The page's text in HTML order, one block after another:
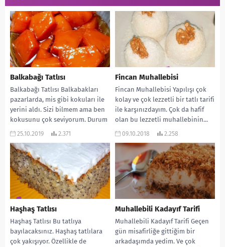
Balkabağı Tatlısı
Balkabağı Tatlısı Balkabakları
pazarlarda, mis gibi kokuları ile
yerini aldı. Sizi bilmem ama ben
kokusunu çok seviyorum. Durum
böyle olunca...
25.10.2019 2.371
Fincan Muhallebisi
Fincan Muhallebisi Yapılışı çok
kolay ve çok lezzetli bir tatlı tarifi
ile karşınızdayım. Çok da hafif
olan bu lezzetli muhallebinin...
09.10.2018 2.258
Haşhaş Tatlısı
Haşhaş Tatlısı Bu tatlıya
bayılacaksınız. Haşhaş tatlılara
çok yakışıyor. Özellikle de
Muhallebili Kadayıf Tarifi
Muhallebili Kadayıf Tarifi Geçen
gün misafirliğe gittiğim bir
arkadaşımda yedim. Ve çok